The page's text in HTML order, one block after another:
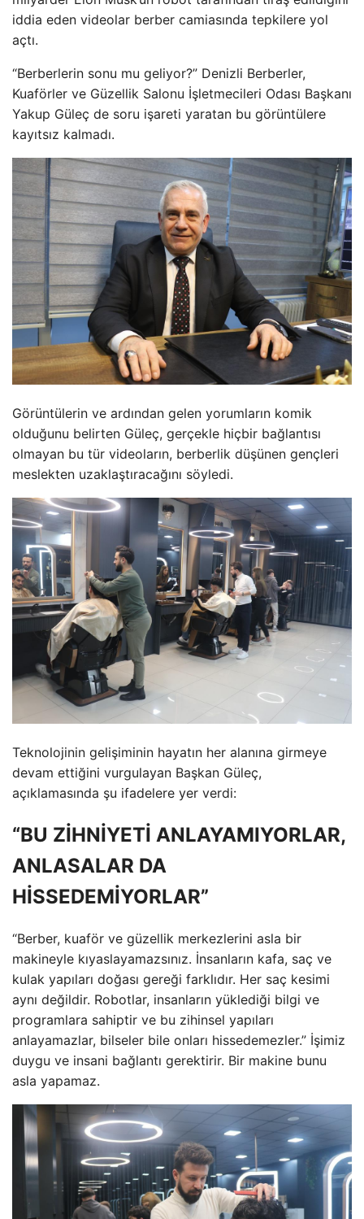
iddia eden videolar berber camiasında tepkilere yol
açtı.
“Berberlerin sonu mu geliyor?” Denizli Berberler,
Kuaförler ve Güzellik Salonu İşletmecileri Odası Başkanı
Yakup Güleç de soru işareti yaratan bu görüntülere
kayıtsız kalmadı.
Görüntülerin ve ardından gelen yorumların komik
olduğunu belirten Güleç, gerçekle hiçbir bağlantısı
olmayan bu tür videoların, berberlik düşünen gençleri
meslekten uzaklaştıracağını söyledi.
Teknolojinin gelişiminin hayatın her alanına girmeye
devam ettiğini vurgulayan Başkan Güleç,
açıklamasında şu ifadelere yer verdi:
“BU ZİHNİYETİ ANLAYAMIYORLAR,
ANLASALAR DA
HİSSEDEMİYORLAR”
“Berber, kuaför ve güzellik merkezlerini asla bir
makineyle kıyaslayamazsınız. İnsanların kafa, saç ve
kulak yapıları doğası gereği farklıdır. Her saç kesimi
aynı değildir. Robotlar, insanların yüklediği bilgi ve
programlara sahiptir ve bu zihinsel yapıları
anlayamazlar, bilseler bile onları hissedemezler.” İşimiz
duygu ve insani bağlantı gerektirir. Bir makine bunu
asla yapamaz.